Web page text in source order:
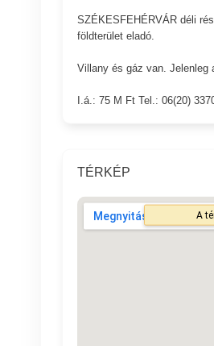
SZÉKESFEHÉRVÁR déli
földterület eladó.
Villany és gáz van. Jelenleg
I.á.: 75 M Ft Tel.: 06(20)
TÉRKÉP